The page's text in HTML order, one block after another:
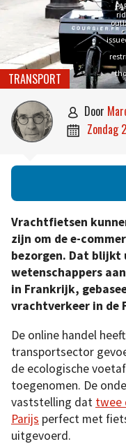
TRANSPORT
 door

Vrachtfietsen
zijn om de e-
bezorgen. Dat blijkt
wetenschappers
in Frankrijk,
vrachtverkeer in de
De online handel
transportsector
de ecologische
toegenomen. De
vaststelling dat twee
Parijs perfect met
uitgevoerd.